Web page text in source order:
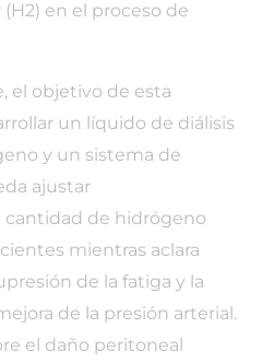
en el proceso de
el objetivo de esta
un líquido de diálisis
y un sistema de
ajustar
de hidrógeno
mientras aclara
de la fatiga y la
de la presión arterial.
el daño peritoneal